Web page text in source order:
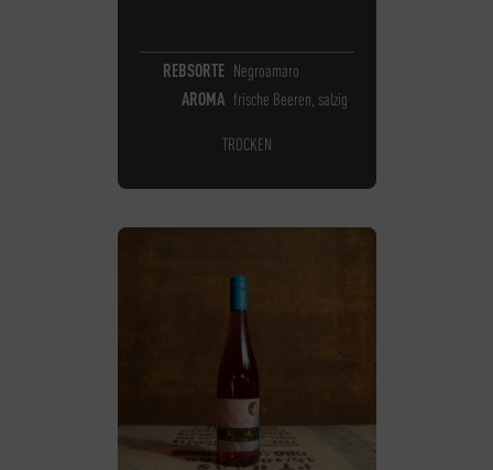
REBSORTE Negroamaro
AROMA frische Beeren, salzig
TROCKEN